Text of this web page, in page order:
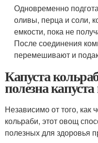
Одновременно
оливы, перца и соли,
емкости, пока не
После соединения
перемешивают и
Капуста
полезна
Независимо от того, как
кольраби, этот овощ
полезных для здоровья